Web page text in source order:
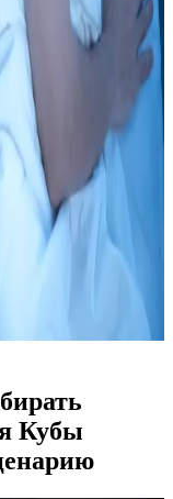
Кубы